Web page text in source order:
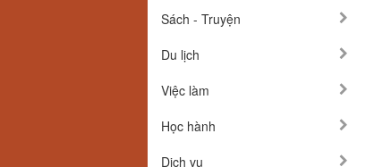
Sách - Truyện
Du lịch
Việc làm
Học hành
Dịch vụ